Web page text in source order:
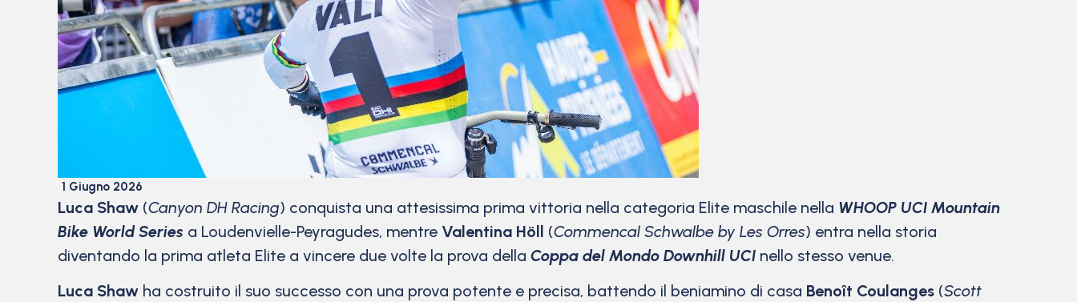
1 Giugno 2026
Luca Shaw (Canyon DH Racing) conquista una attesissima prima vittoria nella categoria Elite maschile nella WHOOP UCI Mountain
Bike World Series a Loudenvielle-Peyragudes, mentre Valentina Höll (Commencal Schwalbe by Les Orres) entra nella storia
diventando la prima atleta Elite a vincere due volte la prova della Coppa del Mondo Downhill UCI nello stesso venue.
Luca Shaw ha costruito il suo successo con una prova potente e precisa, battendo il beniamino di casa Benoît Coulanges (Scott